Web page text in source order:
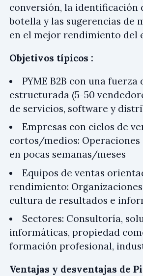
conversión, la identificación
botella y las sugerencias de
en el mejor rendimiento del
Objetivos típicos :
PYME B2B con una fuerza
estructurada (5-50
de servicios, software y
Empresas con ciclos de
cortos/medios: Operaciones
en pocas semanas/meses
Equipos de ventas
rendimiento:
cultura de resultados e
Sectores: Consultoría,
informáticas, propiedad
formación profesional,
Ventajas y desventajas de